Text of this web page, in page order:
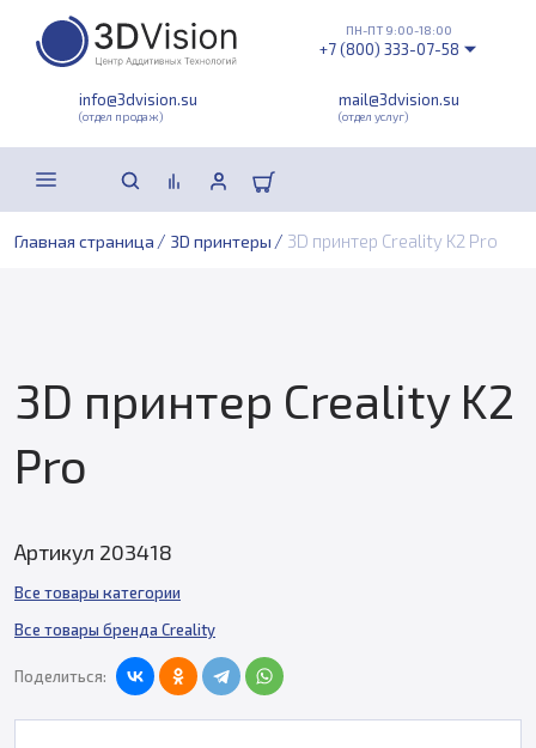
info@3dvision.su
(отдел продаж)
mail@3dvision.su
(отдел услуг)
ПН-ПТ 9:00-18:00
+7 (800) 333-07-58
Главная страница / 3D принтеры / 3D принтер Creality K2 Pro
3D принтер Creality K2
Pro
Артикул 203418
Все товары категории
Все товары бренда Creality
Поделиться: